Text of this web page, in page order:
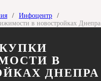
/ Инфоцентр
/
в новостройках Днепра
В
ДНЕПРА